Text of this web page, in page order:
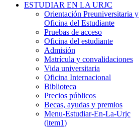
ESTUDIAR EN LA URJC
Orientación Preuniversitaria y
Oficina del Estudiante
Pruebas de acceso
Oficina del estudiante
Admisión
Matrícula y convalidaciones
Vida universitaria
Oficina Internacional
Biblioteca
Precios públicos
Becas, ayudas y premios
Menu-Estudiar-En-La-Urjc
(item1)